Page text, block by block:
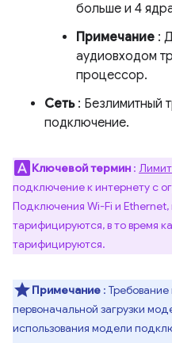
больше и 4
Примечание :
аудиовходом
процессор.
Сеть: Безлимитный
подключение.
Ключевой термин :
подключение к интернету с
Подключения Wi-Fi и
тарифицируются, в то время
тарифицируются.
Примечание :
первоначальной загрузки
использования модели